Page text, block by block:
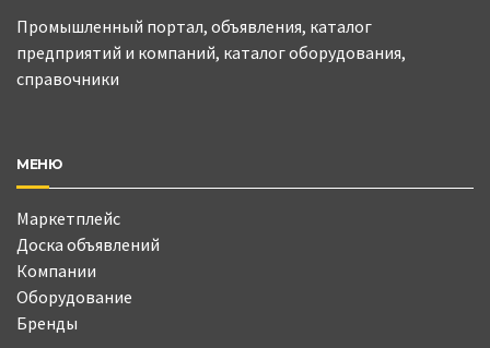
Промышленный портал, объявления, каталог
предприятий и компаний, каталог оборудования,
справочники
МЕНЮ
Маркетплейс
Доска объявлений
Компании
Оборудование
Бренды